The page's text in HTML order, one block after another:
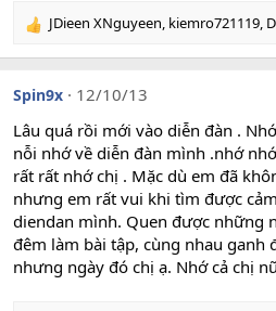
R
c
t
i
o
n
s
:
JDieen XNguyeen, kiemro721119,
Spin9x
12/10/13
Lâu quá rồi mới vào diễn đàn .
nỗi nhớ về diễn đàn mình .nhớ
rất rất nhớ chị . Mặc dù em đã
nhưng em rất vui khi tìm được
diendan mình. Quen được những
đêm làm bài tập, cùng nhau ganh
nhưng ngày đó chị ạ. Nhớ cả chị